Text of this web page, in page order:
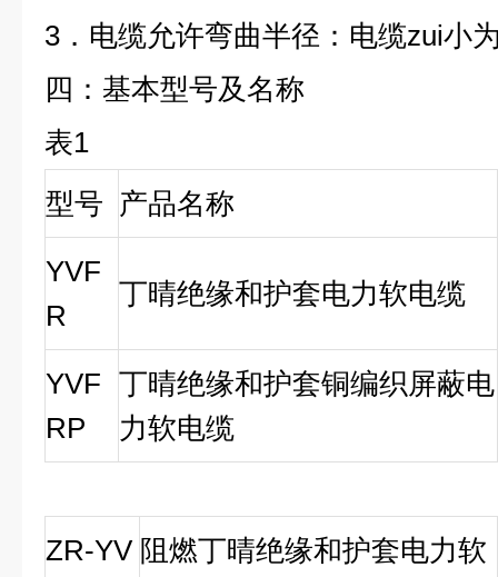
3．电缆允许弯曲半径：电缆zui小
四： 基本型号及名称
表1
型号 产品名称
YVF
R
丁晴绝缘和护套电力软电缆
YVF
RP
丁晴绝缘和护套铜编织屏蔽电
力软电缆
ZR-YV 阻燃丁晴绝缘和护套电力软